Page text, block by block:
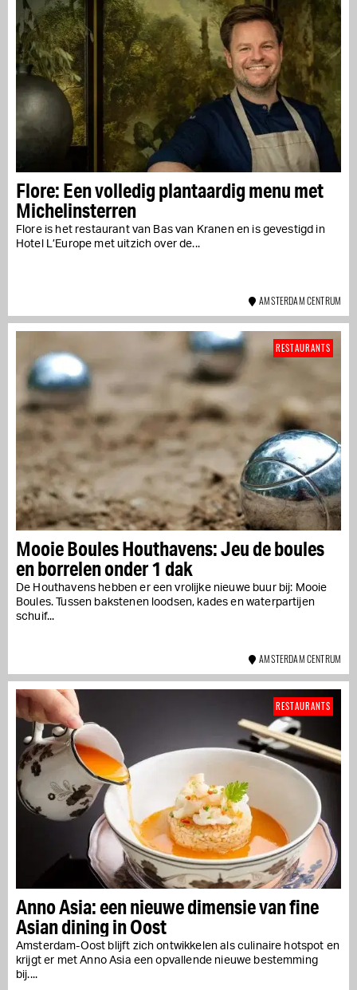
Flore: Een volledig plantaardig menu met
Michelinsterren
Flore is het restaurant van Bas van Kranen en is gevestigd in
Hotel L’Europe met uitzich over de...
AMSTERDAM CENTRUM
Mooie Boules Houthavens: Jeu de boules
en borrelen onder 1 dak
De Houthavens hebben er een vrolijke nieuwe buur bij: Mooie
Boules. Tussen bakstenen loodsen, kades en waterpartijen
schuif...
RESTAURANTS
AMSTERDAM CENTRUM
Anno Asia: een nieuwe dimensie van fine
Asian dining in Oost
Amsterdam-Oost blijft zich ontwikkelen als culinaire hotspot en
krijgt er met Anno Asia een opvallende nieuwe bestemming
bij....
RESTAURANTS